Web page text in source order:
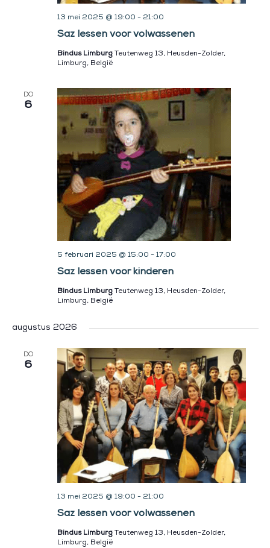
Saz lessen voor volwassenen
13 mei 2025 @ 19:00 - 21:00
Bindus Limburg Teutenweg 13, Heusden-Zolder,
Limburg, België
DO
6
Saz lessen voor kinderen
5 februari 2025 @ 15:00 - 17:00
Bindus Limburg Teutenweg 13, Heusden-Zolder,
Limburg, België
augustus 2026
DO
6
Saz lessen voor volwassenen
13 mei 2025 @ 19:00 - 21:00
Bindus Limburg Teutenweg 13, Heusden-Zolder,
Limburg, België